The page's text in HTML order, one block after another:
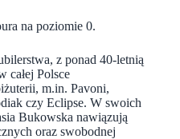
na poziomie 0.
z ponad 40-letnią
całej Polsce
m.in. Pavoni,
czy Eclipse. W swoich
Bukowska nawiązują
oraz swobodnej